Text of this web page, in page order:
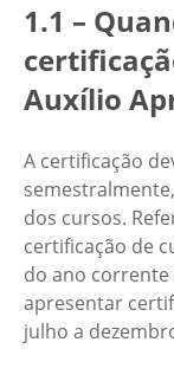
1.1 –
Auxílio
A certificação
dos cursos.
certificação de
do ano corrente
apresentar
julho a